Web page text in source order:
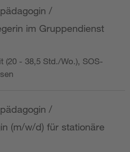
/
im Gruppendienst
(20 - 38,5 Std./Wo.), SOS-
/
(m/w/d) für stationäre